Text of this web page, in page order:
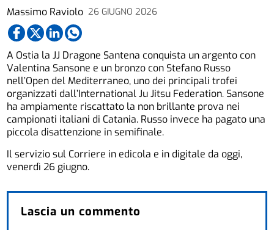
Massimo Raviolo 26 GIUGNO 2026
A Ostia la JJ Dragone Santena conquista un argento con
Valentina Sansone e un bronzo con Stefano Russo
nell’Open del Mediterraneo, uno dei principali trofei
organizzati dall’International Ju Jitsu Federation. Sansone
ha ampiamente riscattato la non brillante prova nei
campionati italiani di Catania. Russo invece ha pagato una
piccola disattenzione in semifinale.
Il servizio sul Corriere in edicola e in digitale da oggi,
venerdì 26 giugno.
Lascia un commento